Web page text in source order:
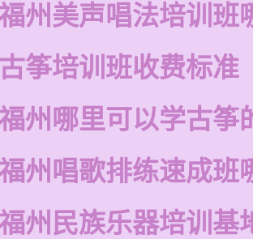
州美声唱法培训班
古筝培训班收费标准
州哪里可以学古筝
州唱歌排练速成班
州民族乐器培训基